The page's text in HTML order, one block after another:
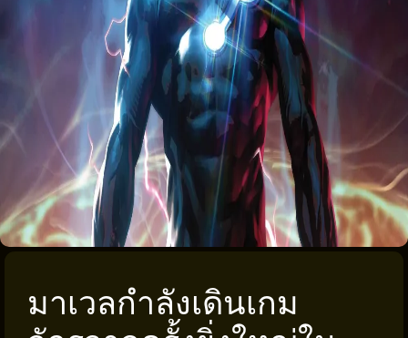
มาเวลกำลังเดินเกม